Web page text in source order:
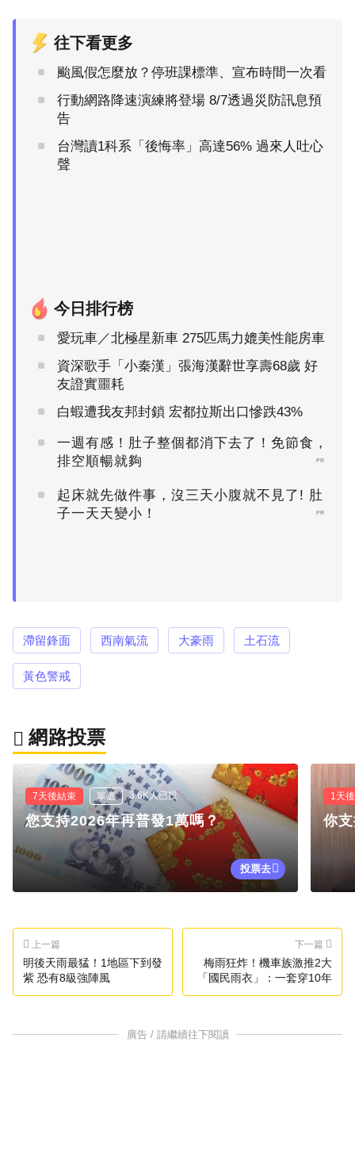
往下看更多
颱風假怎麼放？停班課標準、宣布時間一次看
行動網路降速演練將登場 8/7透過災防訊息預
告
台灣讀1科系「後悔率」高達56% 過來人吐心
聲
今日排行榜
愛玩車／北極星新車 275匹馬力媲美性能房車
資深歌手「小秦漢」張海漢辭世享壽68歲 好
友證實噩耗
白蝦遭我友邦封鎖 宏都拉斯出口慘跌43%
一週有感！肚子整個都消下去了！免節食，
排空順暢就夠
PR
起床就先做件事，沒三天小腹就不見了! 肚
子一天天變小！
PR
滯留鋒面 西南氣流 大豪雨 土石流
黃色警戒
網路投票
7天後結束 單選 3.6K人已投
您支持2026年再普發1萬嗎？
投票去
1天
你
上一篇
明後天雨最猛！1地區下到發
紫 恐有8級強陣風
下一篇
梅雨狂炸！機車族激推2大
「國民雨衣」：一套穿10年
廣告 / 請繼續往下閱讀